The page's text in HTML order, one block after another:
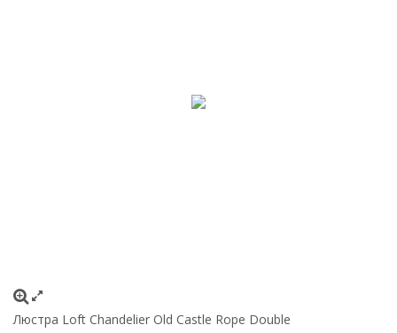
Люстра Loft Chandelier Old Castle Rope Double